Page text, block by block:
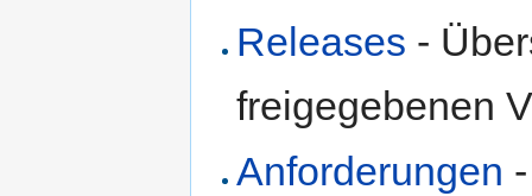
Releases -
freigegebenen
Anforderungen